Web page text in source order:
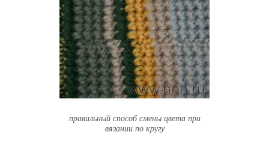
правильный способ смены цвета при
вязании по кругу